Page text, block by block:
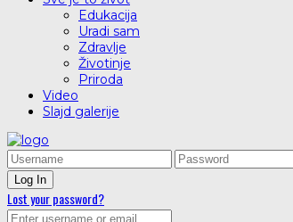
Edukacija
Uradi sam
Zdravlje
Životinje
Priroda
Video
Slajd galerije
Lost your password?